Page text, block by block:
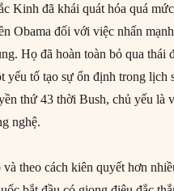
Kinh đã khái quát hóa quá
Obama đối với việc nhấn
Họ đã hoàn toàn bỏ qua thái
yếu tố tạo sự ổn định trong lịch
thứ 43 thời Bush, chủ yếu là
nghệ.
theo cách kiên quyết hơn